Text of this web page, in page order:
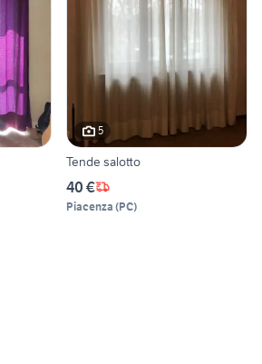
5
Tende salotto
40 €
Piacenza (PC)